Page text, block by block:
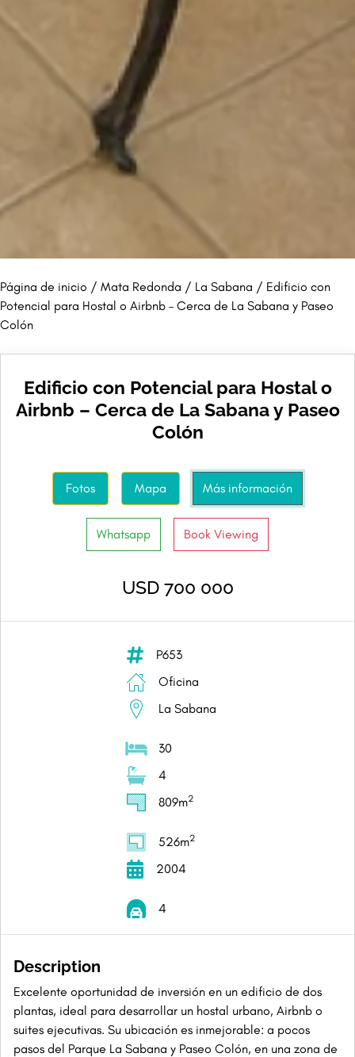
Página de inicio / Mata Redonda / La Sabana / Edificio con
Potencial para Hostal o Airbnb – Cerca de La Sabana y Paseo
Colón
Edificio con Potencial para Hostal o
Airbnb – Cerca de La Sabana y Paseo
Colón
Fotos Mapa Más información
Whatsapp Book Viewing
USD 700 000
P653
Oficina
La Sabana
30
4
809m2
526m2
2004
4
Description
Excelente oportunidad de inversión en un edificio de dos
plantas, ideal para desarrollar un hostal urbano, Airbnb o
suites ejecutivas. Su ubicación es inmejorable: a pocos
pasos del Parque La Sabana y Paseo Colón, en una zona de